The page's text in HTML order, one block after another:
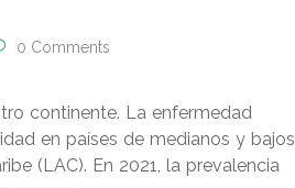
0 Comments
continente. La enfermedad
en países de medianos y bajos
(LAC). En 2021, la prevalencia